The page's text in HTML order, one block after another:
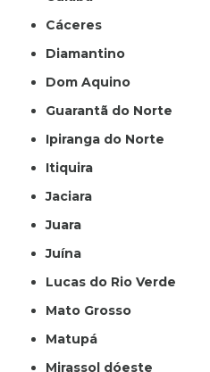
Cáceres
Diamantino
Dom Aquino
Guarantã do Norte
Ipiranga do Norte
Itiquira
Jaciara
Juara
Juína
Lucas do Rio Verde
Mato Grosso
Matupá
Mirassol dóeste